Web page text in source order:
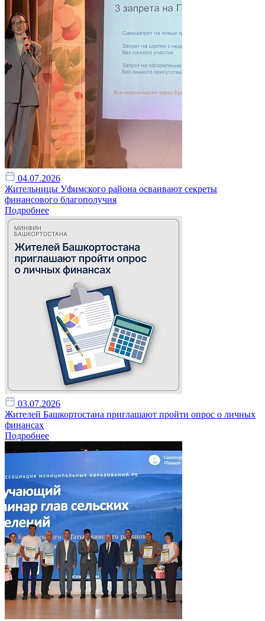
04.07.2026
Жительницы Уфимского района осваивают секреты
финансового благополучия
Подробнее
03.07.2026
Жителей Башкортостана приглашают пройти опрос о личных
финансах
Подробнее